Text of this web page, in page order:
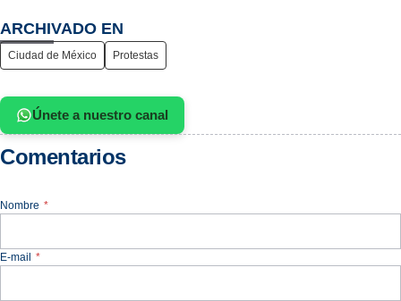
ARCHIVADO EN
Ciudad de México Protestas
Únete a nuestro canal
Comentarios
Nombre *
E-mail *